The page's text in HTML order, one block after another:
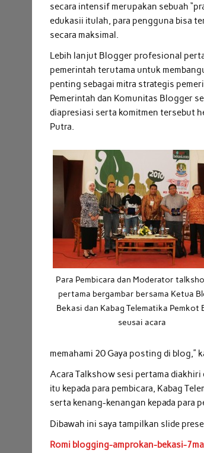
secara intensif merupakan sebuah
edukasii itulah, para pengguna bisa
secara maksimal.
Lebih lanjut Blogger profesional
pemerintah terutama untuk
penting sebagai mitra strategis
Pemerintah dan Komunitas Blogger
diapresiasi serta komitmen tersebut
Putra.
Para Pembicara dan Moderator
pertama bergambar bersama Ketua
Bekasi dan Kabag Telematika Pemkot
seusai acara
memahami 20 Gaya posting di blog,”
Acara Talkshow sesi pertama
itu kepada para pembicara, Kabag
serta kenang-kenangan kepada para
Dibawah ini saya tampilkan slide
Romi blogging-amprokan-bekasi-